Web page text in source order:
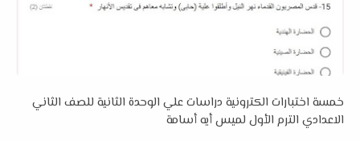
خمسة اختبارات الكترونية دراسات علي الوحدة الثانية للصف الثاني
الاعدادي الترم الأول لميس أيه أسامة